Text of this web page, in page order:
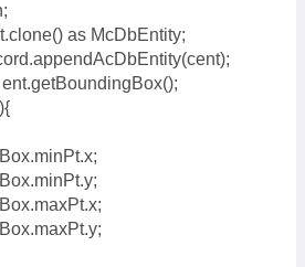
as McDbEntity;